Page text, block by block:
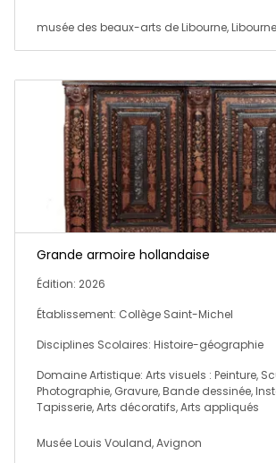
musée des beaux-arts de Libourne, Libourne
Grande armoire hollandaise
Édition: 2026
Établissement: Collège Saint-Michel
Disciplines Scolaires: Histoire-géographie
Domaine Artistique: Arts visuels : Peinture,
Photographie, Gravure, Bande dessinée,
Tapisserie, Arts décoratifs, Arts appliqués
Musée Louis Vouland, Avignon